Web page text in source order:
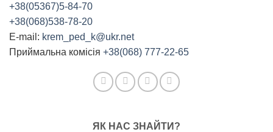
+38(05367)5-84-70
+38(068)538-78-20
E-mail: krem_ped_k@ukr.net
Приймальна комісія +38(068) 777-22-65
ЯК НАС ЗНАЙТИ?